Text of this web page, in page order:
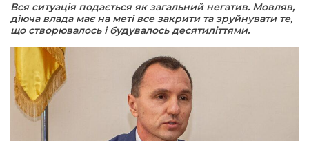
Вся ситуація подається як загальний негатив. Мовляв,
діюча влада має на меті все закрити та зруйнувати те,
що створювалось і будувалось десятиліттями.